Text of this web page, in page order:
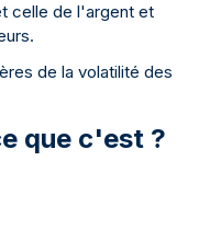
celle de l'argent et
de la volatilité des
que c'est ?